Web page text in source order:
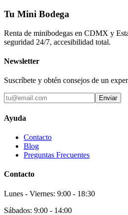
Tu Mini Bodega
Renta de minibodegas en CDMX y
seguridad 24/7, accesibilidad total.
Newsletter
Suscríbete y obtén consejos de un
Enviar
Ayuda
Contacto
Blog
Preguntas Frecuentes
Contacto
Lunes - Viernes: 9:00 - 18:30
Sábados: 9:00 - 14:00